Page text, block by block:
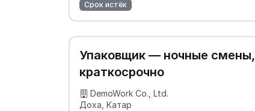
Срок истёк
Упаковщик — ночные смены,
краткосрочно
DemoWork Co., Ltd.
Доха, Катар